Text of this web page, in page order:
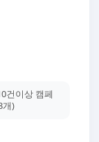
건이상 캠페
개)